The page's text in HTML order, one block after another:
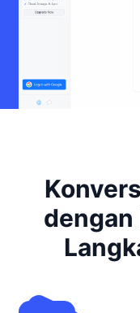
dengan